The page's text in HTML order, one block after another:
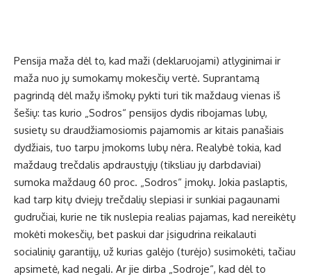
Pensija maža dėl to, kad maži (deklaruojami) atlyginimai ir
maža nuo jų sumokamų mokesčių vertė. Suprantamą
pagrindą dėl mažų išmokų pykti turi tik maždaug vienas iš
šešių: tas kurio „Sodros“ pensijos dydis ribojamas lubų,
susietų su draudžiamosiomis pajamomis ar kitais panašiais
dydžiais, tuo tarpu įmokoms lubų nėra. Realybė tokia, kad
maždaug trečdalis apdraustųjų (tiksliau jų darbdaviai)
sumoka maždaug 60 proc. „Sodros“ įmokų. Jokia paslaptis,
kad tarp kitų dviejų trečdalių slepiasi ir sunkiai pagaunami
gudručiai, kurie ne tik nuslepia realias pajamas, kad nereikėtų
mokėti mokesčių, bet paskui dar įsigudrina reikalauti
socialinių garantijų, už kurias galėjo (turėjo) susimokėti, tačiau
apsimetė, kad negali. Ar jie dirba „Sodroje“, kad dėl to